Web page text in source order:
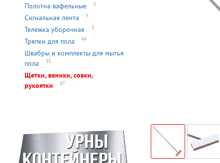
Полотна вафельные 3
Сигнальная лента 5
Тележка уборочная 3
Тряпки для пола 49
Швабры и комплекты для мытья
пола
33
Щетки, веники, совки,
рукоятки
87